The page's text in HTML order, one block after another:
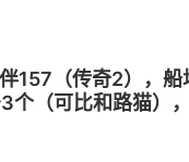
（传奇2），
（可比和路猫）